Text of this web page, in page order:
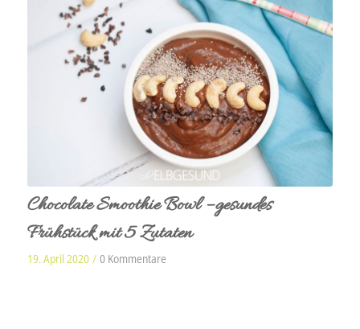
Chocolate Smoothie Bowl – gesundes
Frühstück mit 5 Zutaten
19. April 2020 / 0 Kommentare